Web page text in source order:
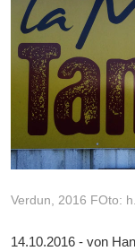
Verdun, 2016 FOto:
14.10.2016 - von